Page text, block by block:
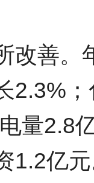
改善。
2.3%
量2.8
1.2亿